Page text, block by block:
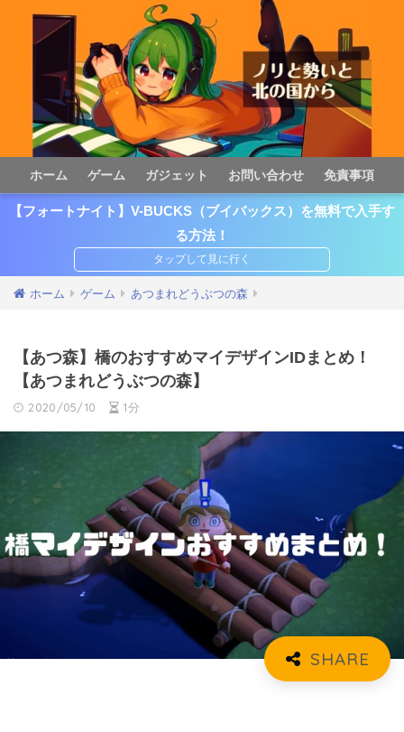
ホーム ゲーム ガジェット お問い合わせ 免責事項
【フォートナイト】V-BUCKS（ブイバックス）を無料で入手す
る方法！
ホーム ゲーム あつまれどうぶつの森
【あつ森】橋のおすすめマイデザインIDまとめ！
【あつまれどうぶつの森】
2020/05/10 1分